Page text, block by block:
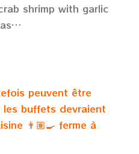
shrimp with garlic
peuvent être
buffets devraient
👨🏽‍🍳 ferme à